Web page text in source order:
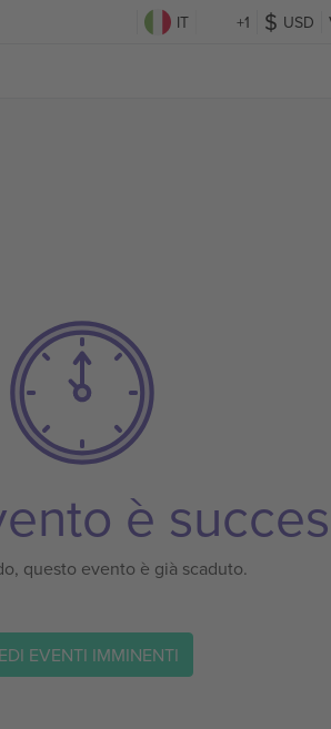
IT +1 USD
è
questo evento è già scaduto.
EVENTI IMMINENTI